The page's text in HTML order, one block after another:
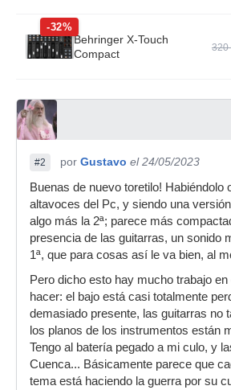
-32%
Behringer X-Touch
Compact
320
#2 por Gustavo el 24/05/2023
Buenas de nuevo toretilo! Habiéndolo
altavoces del Pc, y siendo una
algo más la 2ª; parece más
presencia de las guitarras, un sonido
1ª, que para cosas así le va bien, al
Pero dicho esto hay mucho trabajo
hacer: el bajo está casi totalmente
demasiado presente, las guitarras no
los planos de los instrumentos están
Tengo al batería pegado a mi culo, y
Cuenca... Básicamente parece que
tema está haciendo la guerra por su